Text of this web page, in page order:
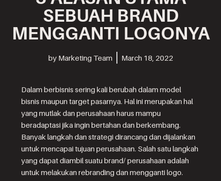
SEBUAH BRAND
MENGGANTI LOGONYA
by Marketing Team March 18, 2022
Dalam berbisnis sering kali berubah dalam model
bisnis maupun target pasarnya. Hal ini merupakan hal
yang mutlak dan perusahaan harus mampu
beradaptasi jika ingin bertahan dan berkembang.
Banyak langkah dan strategi dirancang dan dijalankan
untuk mencapai tujuan perusahaan. Salah satu langkah
yang dapat diambil suatu brand/ perusahaan adalah
untuk melakukan rebranding dan mengganti logo.